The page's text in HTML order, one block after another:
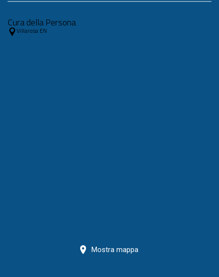
Cura della Persona
Villarosa EN
Mostra mappa